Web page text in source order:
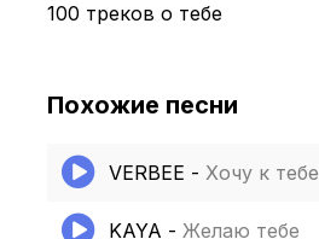
100 треков о тебе
Похожие песни
VERBEE - Хочу к тебе
KAYA - Желаю тебе